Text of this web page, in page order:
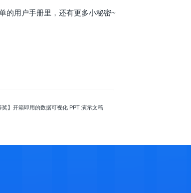
的用户手册里，还有更多小秘密~
奖】开箱即用的数据可视化 PPT 演示文稿